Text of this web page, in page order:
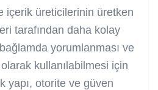
içerik üreticilerinin üretken
tarafından daha kolay
yorumlanması ve
kullanılabilmesi için
yapı, otorite ve güven